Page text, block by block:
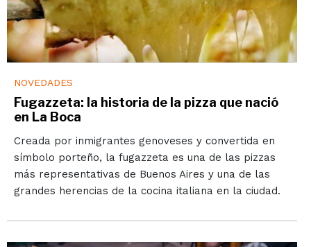
NOVEDADES
Fugazzeta: la historia de la pizza que nació
en La Boca
Creada por inmigrantes genoveses y convertida en
símbolo porteño, la fugazzeta es una de las pizzas
más representativas de Buenos Aires y una de las
grandes herencias de la cocina italiana en la ciudad.